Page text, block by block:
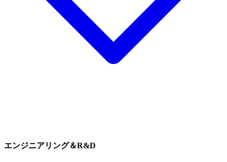
エンジニアリング＆R&D